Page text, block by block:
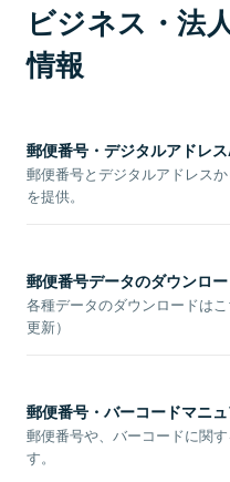
ビジネス・法
情報
郵便番号・デジタルアドレ
郵便番号とデジタルアドレス
を提供。
郵便番号データのダウンロ
各種データのダウンロードは
更新）
郵便番号・バーコードマニ
郵便番号や、バーコードに関
す。